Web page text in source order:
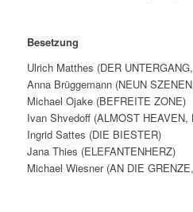
Besetzung
Ulrich Matthes (DER
Anna Brüggemann (NEUN
Michael Ojake (BEFREITE ZONE)
Ivan Shvedoff (ALMOST HEAVEN,
Ingrid Sattes (DIE BIESTER)
Jana Thies (ELEFANTENHERZ)
Michael Wiesner (AN DIE